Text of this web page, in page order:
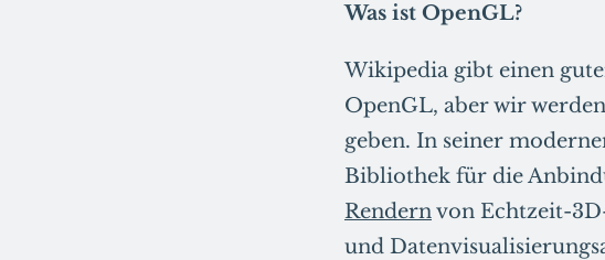
Was ist OpenGL?
Wikipedia gibt einen
OpenGL, aber wir
geben. In seiner
Bibliothek für die
Rendernvon Echtzeit-
und